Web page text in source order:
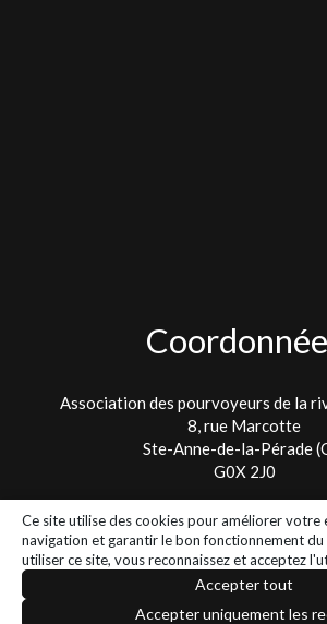
Association des pourvoyeurs de la
8, rue Marcotte
Ste-Anne-de-la-Pérade
G0X 2J0
Tel. : 418 325-2475
2026 - Tous droits réservés - Association
Ce site utilise des cookies pour améliorer votre
navigation et garantir le bon fonctionnement du
utiliser ce site, vous reconnaissez et acceptez
Accepter tout
Accepter uniquement les